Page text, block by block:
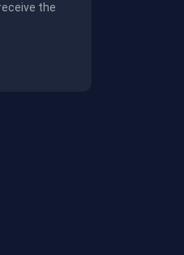
the